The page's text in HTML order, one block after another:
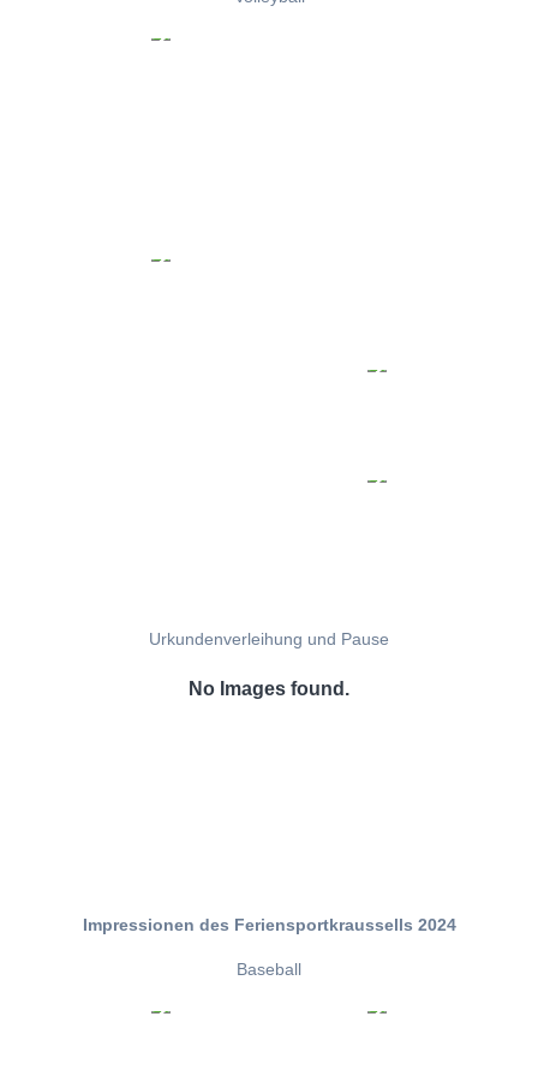
Urkundenverleihung und Pause
No Images found.
Impressionen des Feriensportkraussells 2024
Baseball